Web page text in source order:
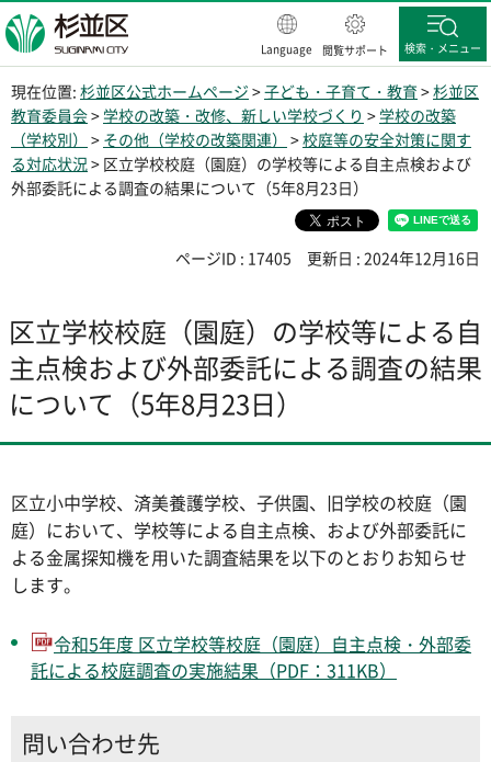
杉並区
Language 閲覧サポート 検索・メニュー
現在位置: 杉並区公式ホームページ >子ども・子育て・教育 >杉並区
教育委員会> 学校の改築・改修、新しい学校づくり > 学校の改築
（学校別） > その他（学校の改築関連） >校庭等の安全対策に関す
る対応状況> 区立学校校庭（園庭）の学校等による自主点検および
外部委託による調査の結果について（5年8月23日）
ページID : 17405 更新日 : 2024年12月16日
区立学校校庭（園庭）の学校等による自
主点検および外部委託による調査の結果
について（5年8月23日）
区立小中学校、済美養護学校、子供園、旧学校の校庭（園
庭）において、学校等による自主点検、および外部委託に
よる金属探知機を用いた調査結果を以下のとおりお知らせ
します。
令和5年度 区立学校等校庭（園庭）自主点検・外部委
託による校庭調査の実施結果（PDF：311KB）
問い合わせ先